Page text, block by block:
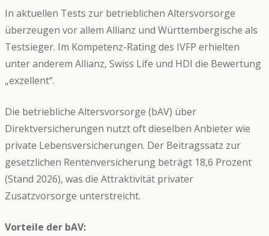
In aktuellen Tests zur betrieblichen Altersvorsorge
überzeugen vor allem Allianz und Württembergische als
Testsieger. Im Kompetenz-Rating des IVFP erhielten
unter anderem Allianz, Swiss Life und HDI die Bewertung
„exzellent“.
Die betriebliche Altersvorsorge (bAV) über
Direktversicherungen nutzt oft dieselben Anbieter wie
private Lebensversicherungen. Der Beitragssatz zur
gesetzlichen Rentenversicherung beträgt 18,6 Prozent
(Stand 2026), was die Attraktivität privater
Zusatzvorsorge unterstreicht.
Vorteile der bAV: